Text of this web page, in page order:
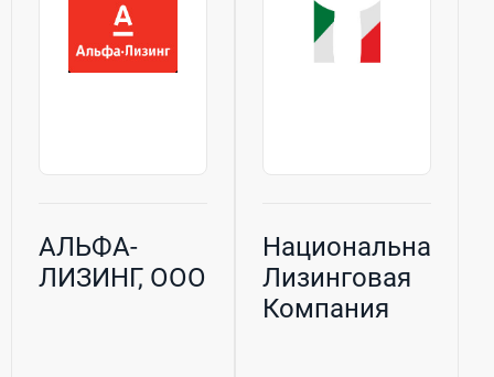
АЛЬФА-
ЛИЗИНГ, ООО
Национальная
Лизинговая
Компания